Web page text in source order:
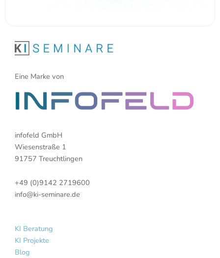
Eine Marke von
infofeld GmbH
Wiesenstraße 1
91757 Treuchtlingen
+49 (0)9142 2719600
info@ki-seminare.de
KI Beratung
KI Projekte
Blog